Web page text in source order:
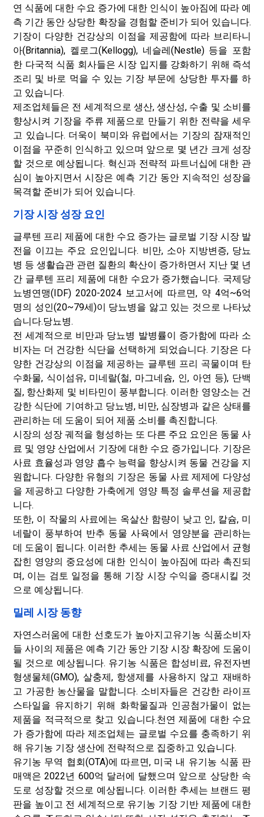
연 식품에 대한 수요 증가에 대한 인식이 높아짐에 따라 예
측 기간 동안 상당한 확장을 경험할 준비가 되어 있습니다.
기장이 다양한 건강상의 이점을 제공함에 따라 브리타니
아(Britannia), 켈로그(Kellogg), 네슬레(Nestle) 등을 포함
한 다국적 식품 회사들은 시장 입지를 강화하기 위해 즉석
조리 및 바로 먹을 수 있는 기장 부문에 상당한 투자를 하
고 있습니다.
제조업체들은 전 세계적으로 생산, 생산성, 수출 및 소비를
향상시켜 기장을 주류 제품으로 만들기 위한 전략을 세우
고 있습니다. 더욱이 북미와 유럽에서는 기장의 잠재적인
이점을 꾸준히 인식하고 있으며 앞으로 몇 년간 크게 성장
할 것으로 예상됩니다. 혁신과 전략적 파트너십에 대한 관
심이 높아지면서 시장은 예측 기간 동안 지속적인 성장을
목격할 준비가 되어 있습니다.
기장 시장 성장 요인
글루텐 프리 제품에 대한 수요 증가는 글로벌 기장 시장 발
전을 이끄는 주요 요인입니다. 비만, 소아 지방변증, 당뇨
병 등 생활습관 관련 질환의 확산이 증가하면서 지난 몇 년
간 글루텐 프리 제품에 대한 수요가 증가했습니다. 국제당
뇨병연맹(IDF) 2020-2024 보고서에 따르면, 약 4억~6억
명의 성인(20~79세)이 당뇨병을 앓고 있는 것으로 나타났
습니다.당뇨병.
전 세계적으로 비만과 당뇨병 발병률이 증가함에 따라 소
비자는 더 건강한 식단을 선택하게 되었습니다. 기장은 다
양한 건강상의 이점을 제공하는 글루텐 프리 곡물이며 탄
수화물, 식이섬유, 미네랄(철, 마그네슘, 인, 아연 등), 단백
질, 항산화제 및 비타민이 풍부합니다. 이러한 영양소는 건
강한 식단에 기여하고 당뇨병, 비만, 심장병과 같은 상태를
관리하는 데 도움이 되어 제품 소비를 촉진합니다.
시장의 성장 궤적을 형성하는 또 다른 주요 요인은 동물 사
료 및 영양 산업에서 기장에 대한 수요 증가입니다. 기장은
사료 효율성과 영양 흡수 능력을 향상시켜 동물 건강을 지
원합니다. 다양한 유형의 기장은 동물 사료 제제에 다양성
을 제공하고 다양한 가축에게 영양 특정 솔루션을 제공합
니다.
또한, 이 작물의 사료에는 옥살산 함량이 낮고 인, 칼슘, 미
네랄이 풍부하여 반추 동물 사육에서 영양분을 관리하는
데 도움이 됩니다. 이러한 추세는 동물 사료 산업에서 균형
잡힌 영양의 중요성에 대한 인식이 높아짐에 따라 촉진되
며, 이는 검토 일정을 통해 기장 시장 수익을 증대시킬 것
으로 예상됩니다.
밀레 시장 동향
자연스러움에 대한 선호도가 높아지고유기농 식품소비자
들 사이의 제품은 예측 기간 동안 기장 시장 확장에 도움이
될 것으로 예상됩니다. 유기농 식품은 합성비료, 유전자변
형생물체(GMO), 살충제, 항생제를 사용하지 않고 재배하
고 가공한 농산물을 말합니다. 소비자들은 건강한 라이프
스타일을 유지하기 위해 화학물질과 인공첨가물이 없는
제품을 적극적으로 찾고 있습니다.천연 제품에 대한 수요
가 증가함에 따라 제조업체는 글로벌 수요를 충족하기 위
해 유기농 기장 생산에 전략적으로 집중하고 있습니다.
유기농 무역 협회(OTA)에 따르면, 미국 내 유기농 식품 판
매액은 2022년 600억 달러에 달했으며 앞으로 상당한 속
도로 성장할 것으로 예상됩니다. 이러한 추세는 브랜드 평
판을 높이고 전 세계적으로 유기농 기장 기반 제품에 대한